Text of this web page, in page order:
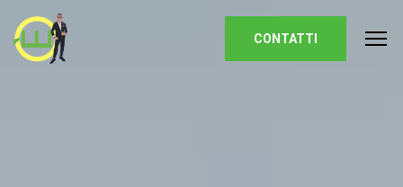
Homepage
CONTATTI